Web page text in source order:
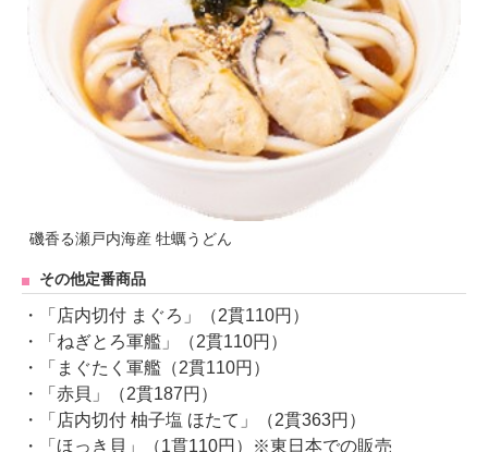
磯香る瀬戸内海産 牡蠣うどん
その他定番商品
・「店内切付 まぐろ」（2貫110円）
・「ねぎとろ軍艦」（2貫110円）
・「まぐたく軍艦（2貫110円）
・「赤貝」（2貫187円）
・「店内切付 柚子塩 ほたて」（2貫363円）
・「ほっき貝」（1貫110円）※東日本での販売